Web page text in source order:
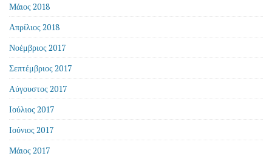
Μάιος 2018
Απρίλιος 2018
Νοέμβριος 2017
Σεπτέμβριος 2017
Αύγουστος 2017
Ιούλιος 2017
Ιούνιος 2017
Μάιος 2017